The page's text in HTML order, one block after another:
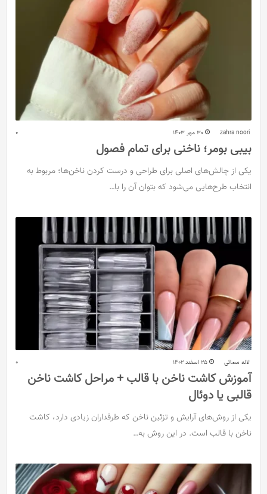
zahra noori 30 مهر 1403 0
بیبی بومر؛ ناخنی برای تمام فصول
یکی از چالش‌های اصلی برای طراحی و درست‎ کردن ناخن‌ها؛ مربوط به
انتخاب طرح‌هایی می‌‎شود که بتوان آن را با…
لاله سمائی 25 اسفند 1402 0
آموزش کاشت ناخن با قالب + مراحل کاشت ناخن
قالبی یا دوئال
یکی از روش‌های آرایش و تزئین ناخن که طرفداران زیادی دارد، کاشت
ناخن با قالب است. در این روش به…